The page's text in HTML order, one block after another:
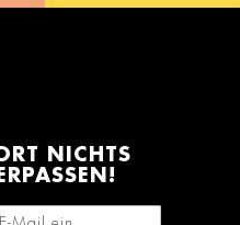
NICHTS
eingeben